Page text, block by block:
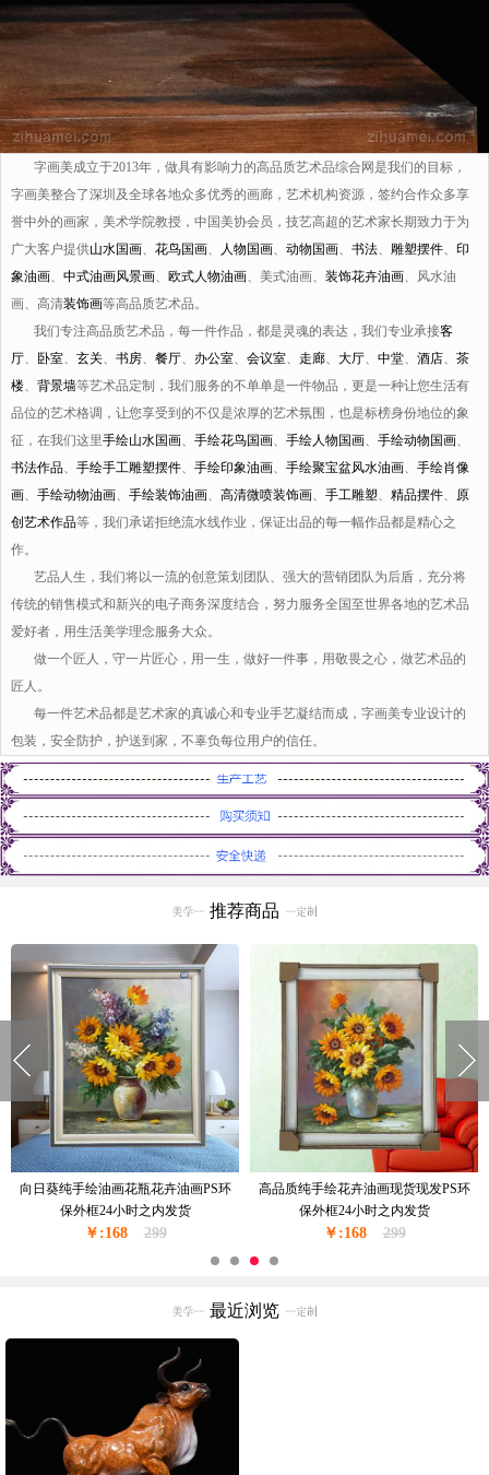
字画美成立于2013年，做具有影响力的高品质艺术品综合网是我们的目标，
字画美整合了深圳及全球各地众多优秀的画廊，艺术机构资源，签约合作众多享
誉中外的画家，美术学院教授，中国美协会员，技艺高超的艺术家长期致力于为
广大客户提供山水国画 花鸟国画 人物国画 动物国画 书法 雕塑摆件
印
象油画
中式油画风景画 欧式人物油画 、美式油画、 装饰花卉油画 、风水油
画、高清装饰画等高品质艺术品。
我们专注高品质艺术品，每一件作品，都是灵魂的表达，我们专业承接客
厅
卧室 玄关 书房 餐厅 办公室 会议室 走廊 大厅 中堂 酒店
茶
楼
背景墙等艺术品定制，我们服务的不单单是一件物品，更是一种让您生活有
品位的艺术格调，让您享受到的不仅是浓厚的艺术氛围，也是标榜身份地位的象
征，在我们这里手绘山水国画 手绘花鸟国画 手绘人物国画 手绘动物国画
书法作品
手绘手工雕塑摆件 手绘印象油画 手绘聚宝盆风水油画
手绘肖像
画
手绘动物油画 手绘装饰油画 高清微喷装饰画 手工雕塑 精品摆件
原
创艺术作品等，我们承诺拒绝流水线作业，保证出品的每一幅作品都是精心之
作。
艺品人生，我们将以一流的创意策划团队、强大的营销团队为后盾，充分将
传统的销售模式和新兴的电子商务深度结合，努力服务全国至世界各地的艺术品
爱好者，用生活美学理念服务大众。
做一个匠人，守一片匠心，用一生，做好一件事，用敬畏之心，做艺术品的
匠人。
每一件艺术品都是艺术家的真诚心和专业手艺凝结而成，字画美专业设计的
包装，安全防护，护送到家，不辜负每位用户的信任。
推荐商品
窗台边上的花瓶花卉油画纯手绘油画
现货现发金色实木外框24小时之内发
货
￥:228 350
现货现发纯手绘花绘油画卧室挂画厚
油厚肌理油画实木外框24小时之内发
货
￥:228 350
最近浏览